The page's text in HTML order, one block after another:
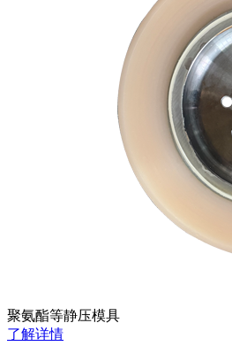
聚氨酯等静压模具
了解详情